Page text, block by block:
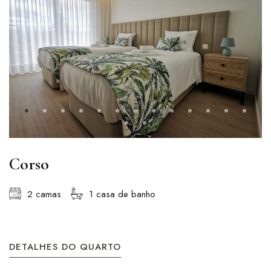
Corso
2 camas 1 casa de banho
DETALHES DO QUARTO